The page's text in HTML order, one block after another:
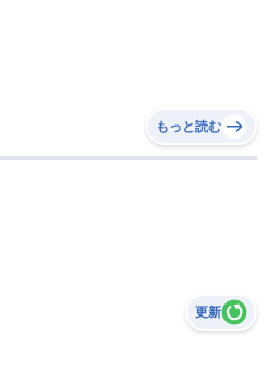
もっと読む
更新